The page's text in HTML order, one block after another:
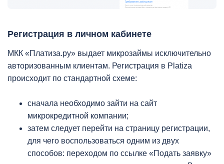
Регистрация в личном кабинете
МКК «Платиза.ру» выдает микрозаймы исключительно
авторизованным клиентам. Регистрация в Platiza
происходит по стандартной схеме:
сначала необходимо зайти на сайт
микрокредитной компании;
затем следует перейти на страницу регистрации,
для чего воспользоваться одним из двух
способов: переходом по ссылке «Подать заявку»